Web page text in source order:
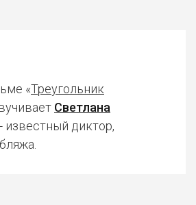
«Треугольник
Светлана
- известный диктор,